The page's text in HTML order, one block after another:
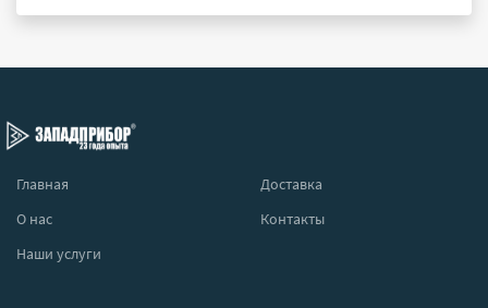
Главная
Доставка
О нас
Контакты
Наши услуги